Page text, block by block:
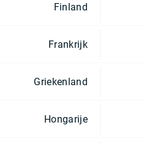
Finland
Frankrijk
Griekenland
Hongarije